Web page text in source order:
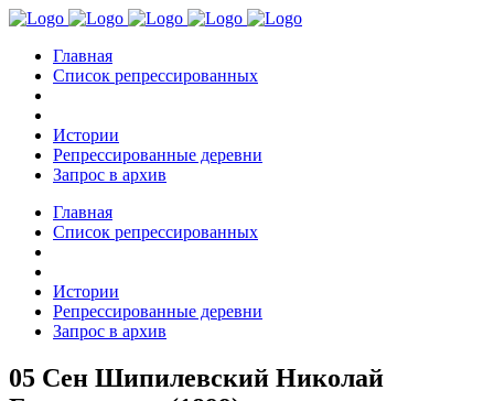
Главная
Список репрессированных
Истории
Репрессированные деревни
Запрос в архив
Главная
Список репрессированных
Истории
Репрессированные деревни
Запрос в архив
05 Сен Шипилевский Николай